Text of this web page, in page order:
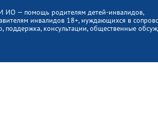
— помощь родителям детей-инвалидов,
инвалидов 18+, нуждающихся в
поддержка, консультации, общественные